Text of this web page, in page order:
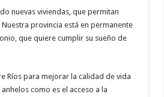
nuevas viviendas, que permitan
provincia está en permanente
que quiere cumplir su sueño de
Ríos para mejorar la calidad de vida
como es el acceso a la